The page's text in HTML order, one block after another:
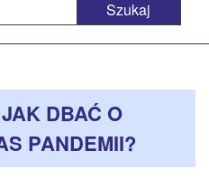
REALIZOWANE
USŁUG
DBAĆ O
PANDEMII?